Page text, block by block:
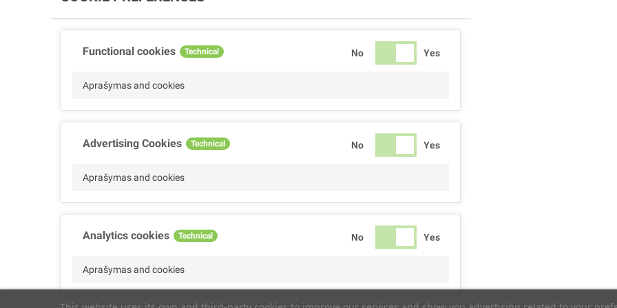
Functional cookies Technical No Yes
Aprašymas and cookies
Advertising Cookies Technical No Yes
Aprašymas and cookies
Analytics cookies Technical No Yes
Aprašymas and cookies